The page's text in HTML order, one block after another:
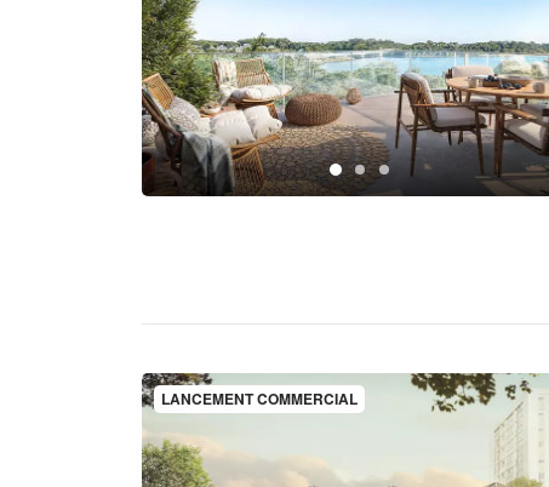
LANCEMENT COMMERCIAL